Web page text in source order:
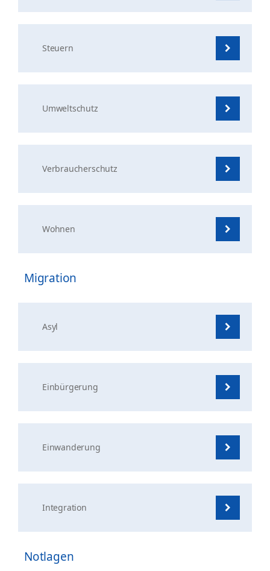
Steuern
Umweltschutz
Verbraucherschutz
Wohnen
Migration
Asyl
Einbürgerung
Einwanderung
Integration
Notlagen